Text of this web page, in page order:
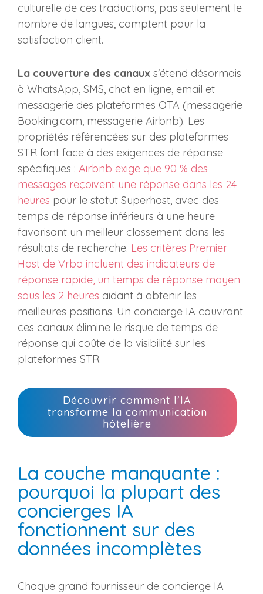
culturelle de ces traductions, pas seulement le
nombre de langues, comptent pour la
satisfaction client.
La couverture des canaux s'étend désormais
à WhatsApp, SMS, chat en ligne, email et
messagerie des plateformes OTA (messagerie
Booking.com, messagerie Airbnb). Les
propriétés référencées sur des plateformes
STR font face à des exigences de réponse
spécifiques : Airbnb exige que 90 % des
messages reçoivent une réponse dans les 24
heures pour le statut Superhost, avec des
temps de réponse inférieurs à une heure
favorisant un meilleur classement dans les
résultats de recherche. Les critères Premier
Host de Vrbo incluent des indicateurs de
réponse rapide, un temps de réponse moyen
sous les 2 heures aidant à obtenir les
meilleures positions. Un concierge IA couvrant
ces canaux élimine le risque de temps de
réponse qui coûte de la visibilité sur les
plateformes STR.
Découvrir comment l'IA
transforme la communication
hôtelière
La couche manquante :
pourquoi la plupart des
concierges IA
fonctionnent sur des
données incomplètes
Chaque grand fournisseur de concierge IA